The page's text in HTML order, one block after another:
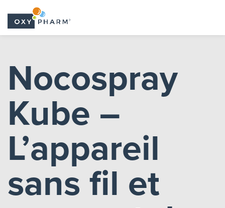
content
Nocospray
Kube –
L’appareil
sans fil et